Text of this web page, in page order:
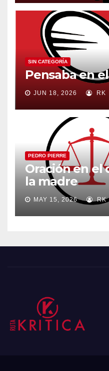
SIN CATEGORÍA
Pensaba en
JUN 18, 2026 RK
PEDRO PIERRE
Oración en el
la madre
MAY 15, 2026 RK